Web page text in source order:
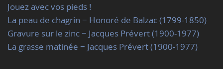
Jouez avec vos pieds !
La peau de chagrin − Honoré de Balzac (1799-1850)
Gravure sur le zinc − Jacques Prévert (1900-1977)
La grasse matinée − Jacques Prévert (1900-1977)